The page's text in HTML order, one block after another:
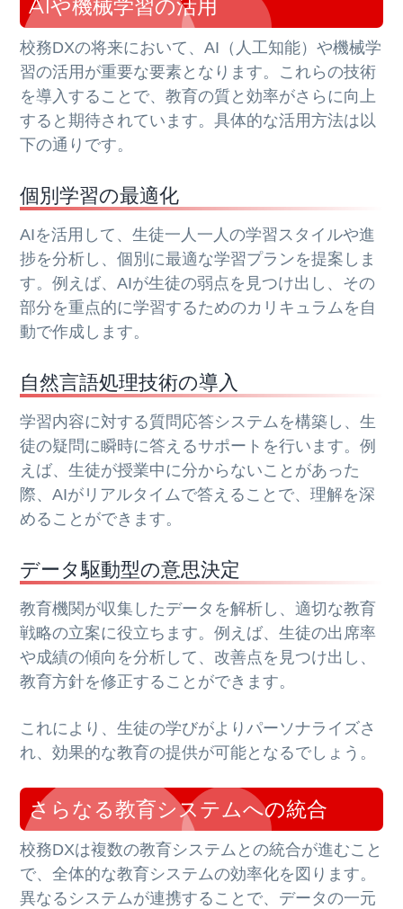
AIや機械学習の活用
校務DXの将来において、AI（人工知能）や機械学
習の活用が重要な要素となります。これらの技術
を導入することで、教育の質と効率がさらに向上
すると期待されています。具体的な活用方法は以
下の通りです。
個別学習の最適化
AIを活用して、生徒一人一人の学習スタイルや進
捗を分析し、個別に最適な学習プランを提案しま
す。例えば、AIが生徒の弱点を見つけ出し、その
部分を重点的に学習するためのカリキュラムを自
動で作成します。
自然言語処理技術の導入
学習内容に対する質問応答システムを構築し、生
徒の疑問に瞬時に答えるサポートを行います。例
えば、生徒が授業中に分からないことがあった
際、AIがリアルタイムで答えることで、理解を深
めることができます。
データ駆動型の意思決定
教育機関が収集したデータを解析し、適切な教育
戦略の立案に役立ちます。例えば、生徒の出席率
や成績の傾向を分析して、改善点を見つけ出し、
教育方針を修正することができます。
これにより、生徒の学びがよりパーソナライズさ
れ、効果的な教育の提供が可能となるでしょう。
さらなる教育システムへの統合
校務DXは複数の教育システムとの統合が進むこと
で、全体的な教育システムの効率化を図ります。
異なるシステムが連携することで、データの一元